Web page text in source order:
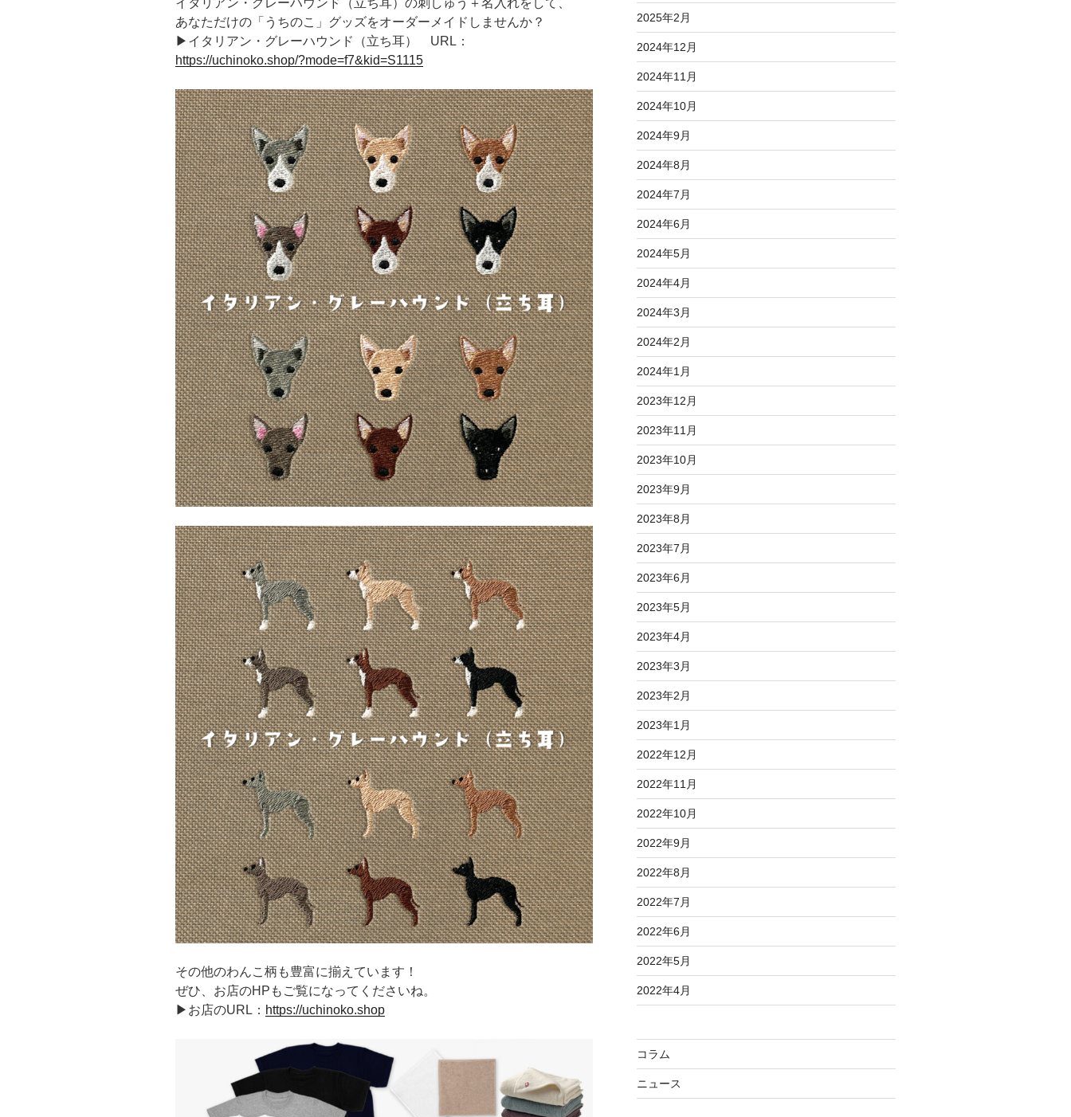
あなただけの「うちのこ」グッズをオーダーメイドしませんか？
▶イタリアン・グレーハウンド（立ち耳） URL：
https://uchinoko.shop/?mode=f7&kid=S1115
その他のわんこ柄も豊富に揃えています！
ぜひ、お店のHPもご覧になってくださいね。
▶お店のURL： https://uchinoko.shop
2025年2月
2024年12月
2024年11月
2024年10月
2024年9月
2024年8月
2024年7月
2024年6月
2024年5月
2024年4月
2024年3月
2024年2月
2024年1月
2023年12月
2023年11月
2023年10月
2023年9月
2023年8月
2023年7月
2023年6月
2023年5月
2023年4月
2023年3月
2023年2月
2023年1月
2022年12月
2022年11月
2022年10月
2022年9月
2022年8月
2022年7月
2022年6月
2022年5月
2022年4月
コラム
ニュース